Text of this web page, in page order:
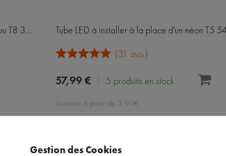
Gestion des Cookies
Tube LED à installer à la place d'un néon T5 54W ou T8 38W
31 avis
57,99 € 5 produits en stock
Livraison à partir de 3,99€